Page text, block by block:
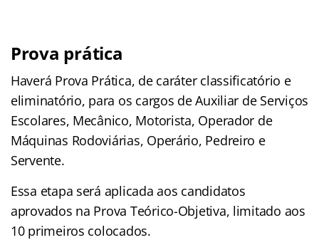
Prova prática
Haverá Prova Prática, de caráter classificatório e
eliminatório, para os cargos de Auxiliar de Serviços
Escolares, Mecânico, Motorista, Operador de
Máquinas Rodoviárias, Operário, Pedreiro e
Servente.
Essa etapa será aplicada aos candidatos
aprovados na Prova Teórico-Objetiva, limitado aos
10 primeiros colocados.